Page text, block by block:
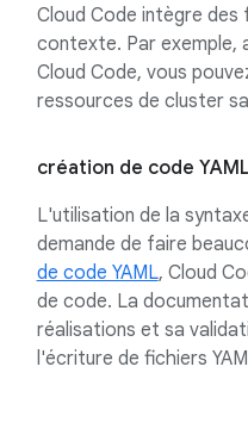
Cloud Code intègre
contexte. Par exemple,
Cloud Code, vous
ressources de cluster
création de code YAML
L'utilisation de la
demande de faire
de code YAML, Cloud
de code. La
réalisations et sa
l'écriture de fichiers